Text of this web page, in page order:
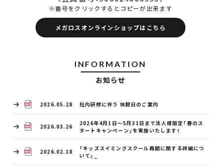
※番号をクリックするとコピーが出来ます
メガロスオンラインショップはこちら
INFORMATION
お知らせ
2026.05.28 社内研修に伴う 休館日のご案内
2026.03.26
2026年4月1日～5月31日まで法人様限定「春のス
タートキャンペーン」を実施いたします！
2026.02.18
「キッズスイミングスクール再開に関する詳細につ
いて」_